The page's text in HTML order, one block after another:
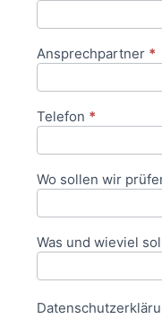
Ansprechpartner *
Telefon *
Wo sollen wir
Was und wieviel